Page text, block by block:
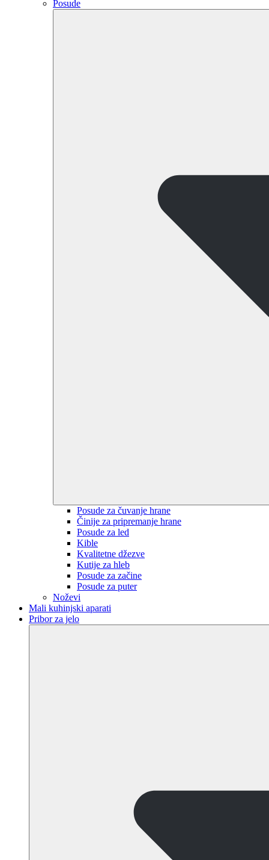
Posude
Posude za čuvanje hrane
Činije za pripremanje hrane
Posude za led
Kible
Kvalitetne džezve
Kutije za hleb
Posude za začine
Posude za puter
Noževi
Mali kuhinjski aparati
Pribor za jelo